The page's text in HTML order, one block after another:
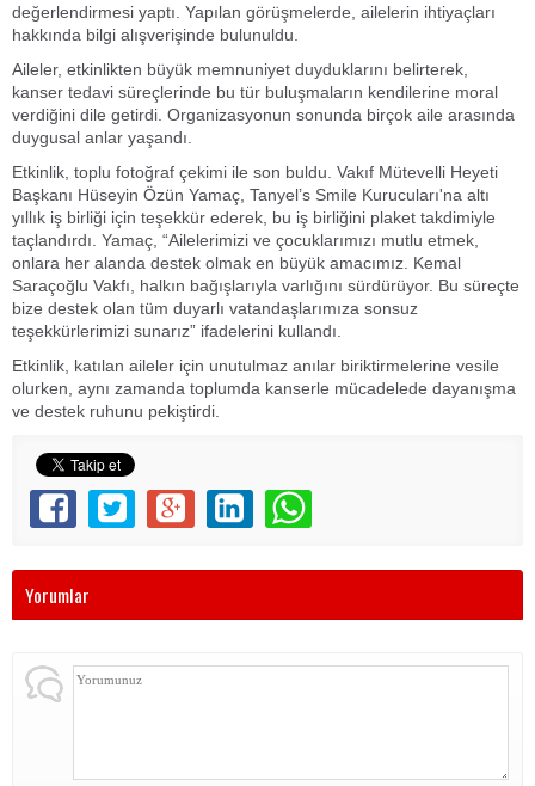
değerlendirmesi yaptı. Yapılan görüşmelerde, ailelerin ihtiyaçları
hakkında bilgi alışverişinde bulunuldu.
Aileler, etkinlikten büyük memnuniyet duyduklarını belirterek,
kanser tedavi süreçlerinde bu tür buluşmaların kendilerine moral
verdiğini dile getirdi. Organizasyonun sonunda birçok aile arasında
duygusal anlar yaşandı.
Etkinlik, toplu fotoğraf çekimi ile son buldu. Vakıf Mütevelli Heyeti
Başkanı Hüseyin Özün Yamaç, Tanyel’s Smile Kurucuları'na altı
yıllık iş birliği için teşekkür ederek, bu iş birliğini plaket takdimiyle
taçlandırdı. Yamaç, “Ailelerimizi ve çocuklarımızı mutlu etmek,
onlara her alanda destek olmak en büyük amacımız. Kemal
Saraçoğlu Vakfı, halkın bağışlarıyla varlığını sürdürüyor. Bu süreçte
bize destek olan tüm duyarlı vatandaşlarımıza sonsuz
teşekkürlerimizi sunarız” ifadelerini kullandı.
Etkinlik, katılan aileler için unutulmaz anılar biriktirmelerine vesile
olurken, aynı zamanda toplumda kanserle mücadelede dayanışma
ve destek ruhunu pekiştirdi.
Yorumlar